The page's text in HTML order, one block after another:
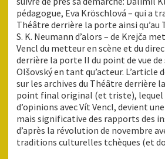
pédagogue, Eva Kröschlová – qui a
Théâtre derrière la porte ainsi qu’au
S. K. Neumann d’alors – de Krejča
Vencl du metteur en scène et du
derrière la porte II du point de vue
Olšovský en tant qu’acteur. L’article
sur les archives du Théâtre derrière
point final original (et triste), lequel
d’opinions avec Vít Vencl, devient
mais significative des rapports des
d’après la révolution de novembre
traditions culturelles tchèques (et